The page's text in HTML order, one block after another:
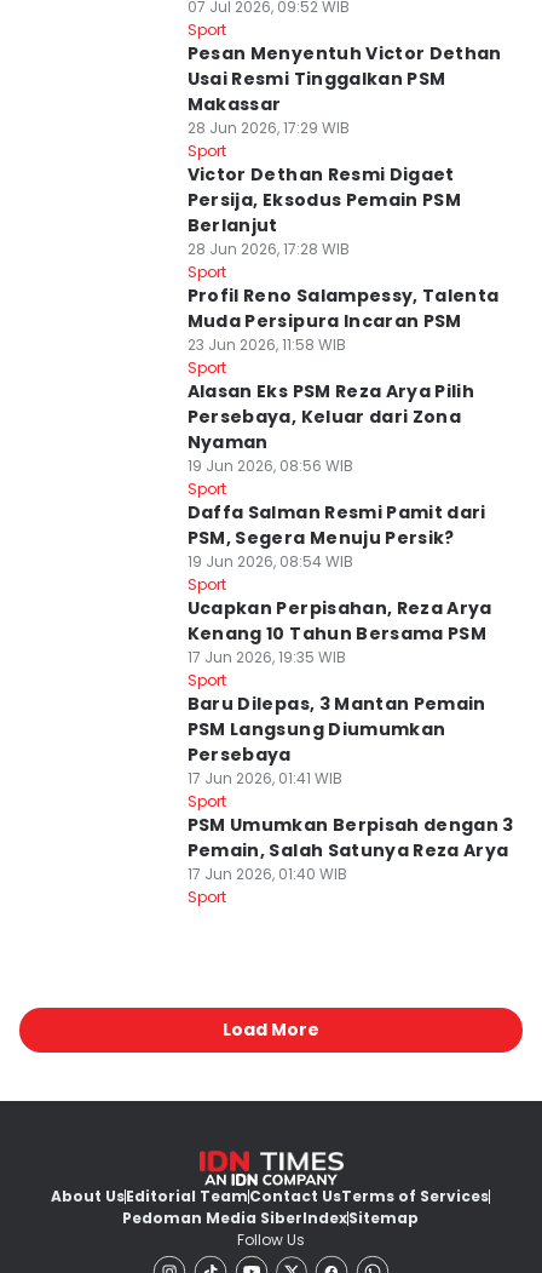
07 Jul 2026, 09:52 WIB
Sport
Pesan Menyentuh Victor Dethan
Usai Resmi Tinggalkan PSM
Makassar
28 Jun 2026, 17:29 WIB
Sport
Victor Dethan Resmi Digaet
Persija, Eksodus Pemain PSM
Berlanjut
28 Jun 2026, 17:28 WIB
Sport
Profil Reno Salampessy, Talenta
Muda Persipura Incaran PSM
23 Jun 2026, 11:58 WIB
Sport
Alasan Eks PSM Reza Arya Pilih
Persebaya, Keluar dari Zona
Nyaman
19 Jun 2026, 08:56 WIB
Sport
Daffa Salman Resmi Pamit dari
PSM, Segera Menuju Persik?
19 Jun 2026, 08:54 WIB
Sport
Ucapkan Perpisahan, Reza Arya
Kenang 10 Tahun Bersama PSM
17 Jun 2026, 19:35 WIB
Sport
Baru Dilepas, 3 Mantan Pemain
PSM Langsung Diumumkan
Persebaya
17 Jun 2026, 01:41 WIB
Sport
PSM Umumkan Berpisah dengan 3
Pemain, Salah Satunya Reza Arya
17 Jun 2026, 01:40 WIB
Sport
Load More
About UsEditorial TeamContact UsTerms of Services
Pedoman Media SiberIndexSitemap
Follow Us